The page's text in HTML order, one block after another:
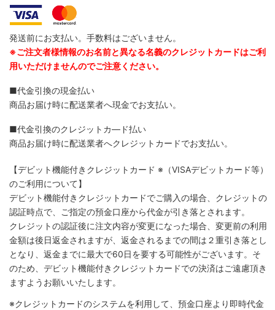
発送前にお支払い。手数料はございません。
※ご注文者様情報のお名前と異なる名義のクレジットカードはご利
用いただけませんのでご注意ください。
■代金引換の現金払い
商品お届け時に配送業者へ現金でお支払い。
■代金引換のクレジットカ―ド払い
商品お届け時に配送業者へクレジットカードでお支払い。
【デビット機能付きクレジットカード ※（VISAデビットカード等）
のご利用について】
デビット機能付きクレジットカードでご購入の場合、クレジットの
認証時点で、ご指定の預金口座から代金が引き落とされます。
クレジットの認証後に注文内容が変更になった場合、変更前の利用
金額は後日返金されますが、返金されるまでの間は２重引き落とし
となり、返金までに最大で60日を要する可能性がございます。そ
のため、デビット機能付きクレジットカードでの決済はご遠慮頂き
ますようお願いいたします。
※クレジットカードのシステムを利用して、預金口座より即時代金